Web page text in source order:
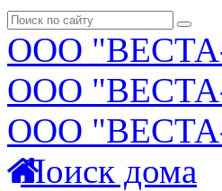
ООО
ООО
ООО
Поиск дома